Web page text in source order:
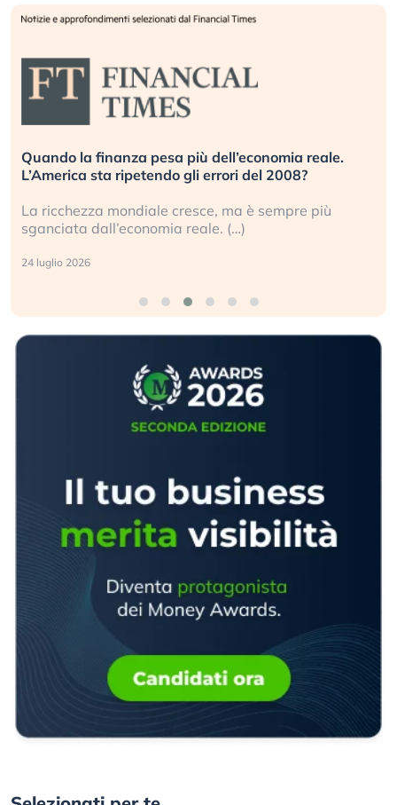
Quando la finanza pesa più dell’economia reale.
L’America sta ripetendo gli errori del 2008?
La ricchezza mondiale cresce, ma è sempre più
sganciata dall’economia reale. (…)
24 luglio 2026